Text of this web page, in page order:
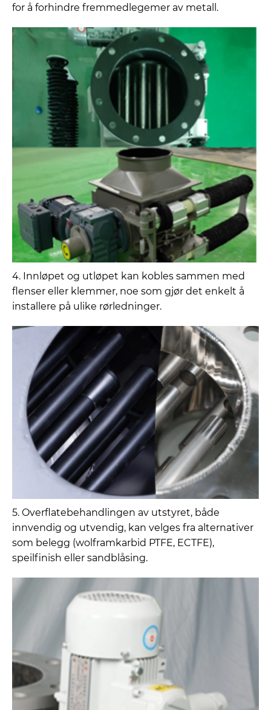
for å forhindre fremmedlegemer av metall.
4. Innløpet og utløpet kan kobles sammen med
flenser eller klemmer, noe som gjør det enkelt å
installere på ulike rørledninger.
5. Overflatebehandlingen av utstyret, både
innvendig og utvendig, kan velges fra alternativer
som belegg (wolframkarbid PTFE, ECTFE),
speilfinish eller sandblåsing.